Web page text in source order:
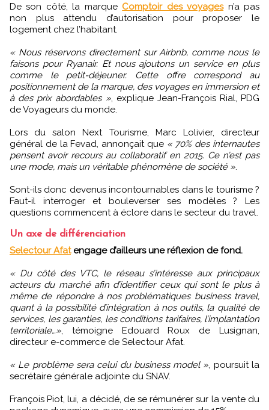
De son côté, la marque Comptoir des voyagesn’a pas
non plus attendu d’autorisation pour proposer le
logement chez l’habitant.
« Nous réservons directement sur Airbnb, comme nous le
faisons pour Ryanair. Et nous ajoutons un service en plus
comme le petit-déjeuner. Cette offre correspond au
positionnement de la marque, des voyages en immersion et
à des prix abordables », explique Jean-François Rial, PDG
de Voyageurs du monde.
Lors du salon Next Tourisme, Marc Lolivier, directeur
général de la Fevad, annonçait que « 70% des internautes
pensent avoir recours au collaboratif en 2015. Ce n’est pas
une mode, mais un véritable phénomène de société ».
Sont-ils donc devenus incontournables dans le tourisme ?
Faut-il interroger et bouleverser ses modèles ? Les
questions commencent à éclore dans le secteur du travel.
Un axe de différenciation
Selectour Afat engage d’ailleurs une réflexion de fond.
« Du côté des VTC, le réseau s’intéresse aux principaux
acteurs du marché afin d’identifier ceux qui sont le plus à
même de répondre à nos problématiques business travel,
quant à la possibilité d’intégration à nos outils, la qualité de
services, les garanties, les conditions tarifaires, l’implantation
territoriale…», témoigne Edouard Roux de Lusignan,
directeur e-commerce de Selectour Afat.
« Le problème sera celui du business model », poursuit la
secrétaire générale adjointe du SNAV.
François Piot, lui, a décidé, de se rémunérer sur la vente du